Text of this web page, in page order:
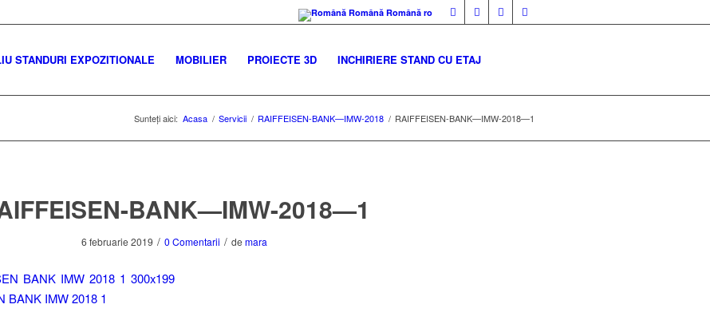
Română Română ro
STANDURI EXPOZITIONALE MOBILIER PROIECTE 3D INCHIRIERE STAND CU ETAJ
Sunteți aici: Acasa / Servicii / RAIFFEISEN-BANK—IMW-2018 / RAIFFEISEN-BANK—IMW-2018—1
BANK—IMW-2018—1
6 februarie 2019 / 0 Comentarii / demara